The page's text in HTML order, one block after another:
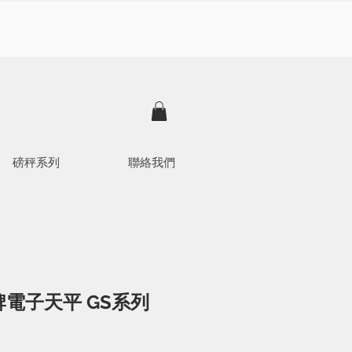
磅秤系列 聯絡我們
子天平 GS系列